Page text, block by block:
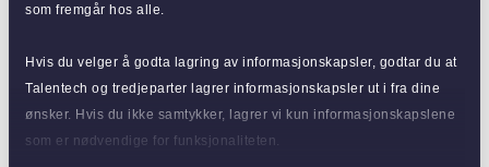
som fremgår hos alle.
Hvis du velger å godta lagring av informasjonskapsler, godtar du at
Talentech og tredjeparter lagrer informasjonskapsler ut i fra dine
ønsker. Hvis du ikke samtykker, lagrer vi kun informasjonskapslene
som er nødvendige for funksjonaliteten.